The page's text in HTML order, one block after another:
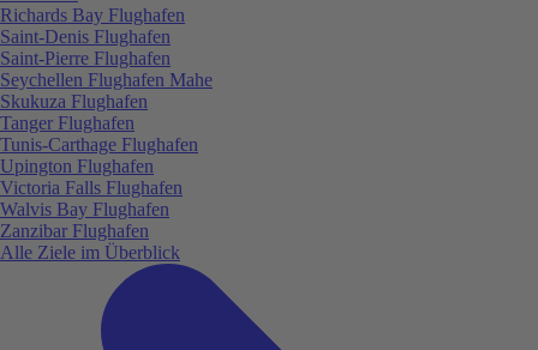
Richards Bay Flughafen
Saint-Denis Flughafen
Saint-Pierre Flughafen
Seychellen Flughafen Mahe
Skukuza Flughafen
Tanger Flughafen
Tunis-Carthage Flughafen
Upington Flughafen
Victoria Falls Flughafen
Walvis Bay Flughafen
Zanzibar Flughafen
Alle Ziele im Überblick